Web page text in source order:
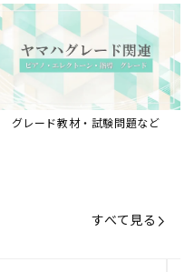
グレード教材・試験問題など
すべて見る